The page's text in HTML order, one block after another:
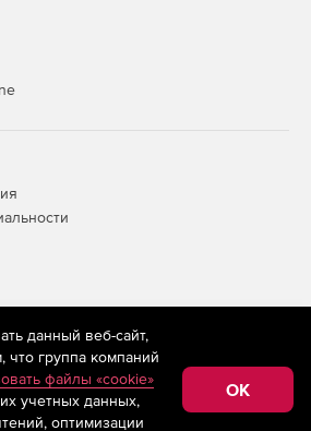
store.softline.ru применяются
(информационные технологии
на основе сбора,
сведений, относящихся к
сети «Интернет»,
данный веб-сайт,
что группа компаний
файлы «cookie»
учетных данных,
оптимизации
OK